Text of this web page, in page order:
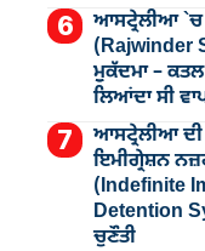
ਆਸਟ੍ਰੇਲੀਆ `ਚ
(Rajwinder
ਮੁੁਕੱਦਮਾ –
ਲਿਆਂਦਾ ਸੀ
ਆਸਟ੍ਰੇਲੀਆ
ਇਮੀਗ੍ਰੇਸ਼ਨ
(Indefinite
Detention
ਚੁਣੌਤੀ